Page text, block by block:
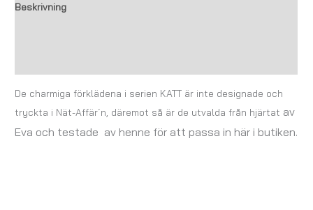
Beskrivning
De charmiga förklädena i serien KATT är inte designade och
tryckta i Nät-Affär´n, däremot så är de utvalda från hjärtat av
Eva och testade av henne för att passa in här i butiken.